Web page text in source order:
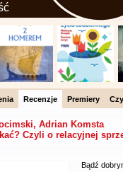
Recenzje Premiery
Adrian Komsta
Czyli o relacyjnej
Bądź